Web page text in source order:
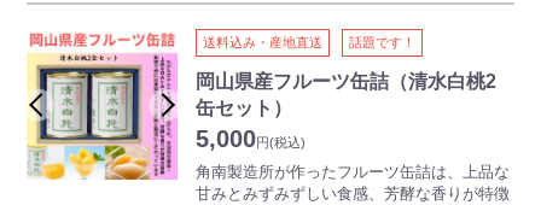
岡山県産の果実をすり潰し贅沢に仕上げたフ
ルーツゼリーで至福のひとときをお届けしま
す。
さわやかな甘みの「清水白桃」、濃厚な味わ
いの「ニューピオーネ」、南国のフルーツを
感じさせる「黄桃」と、3種類の個性豊かな
風味が味わえます。すり潰しているため、口
当たりもよく、手軽にお召し上がりいただけ
ます。
送料込み・産地直送 話題です！
岡山県産フルーツ缶詰（清水白桃2
缶セット）
5,000円(税込)
角南製造所が作ったフルーツ缶詰は、上品な
甘みとみずみずしい食感、芳酵な香りが特徴